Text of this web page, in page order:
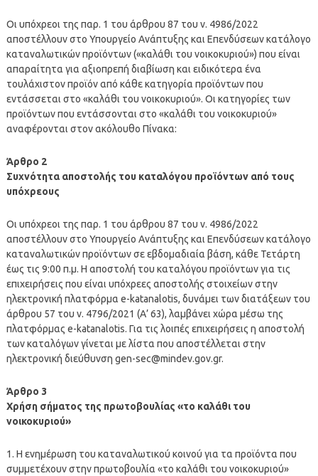
Οι υπόχρεοι της παρ. 1 του άρθρου 87 του ν. 4986/2022
αποστέλλουν στο Υπουργείο Ανάπτυξης και Επενδύσεων κατάλογο
καταναλωτικών προϊόντων («καλάθι του νοικοκυριού») που είναι
απαραίτητα για αξιοπρεπή διαβίωση και ειδικότερα ένα
τουλάχιστον προϊόν από κάθε κατηγορία προϊόντων που
εντάσσεται στο «καλάθι του νοικοκυριού». Οι κατηγορίες των
προϊόντων που εντάσσονται στο «καλάθι του νοικοκυριού»
αναφέρονται στον ακόλουθο Πίνακα:
Άρθρο 2
Συχνότητα αποστολής του καταλόγου προϊόντων από τους
υπόχρεους
Οι υπόχρεοι της παρ. 1 του άρθρου 87 του ν. 4986/2022
αποστέλλουν στο Υπουργείο Ανάπτυξης και Επενδύσεων κατάλογο
καταναλωτικών προϊόντων σε εβδομαδιαία βάση, κάθε Τετάρτη
έως τις 9:00 π.μ. Η αποστολή του καταλόγου προϊόντων για τις
επιχειρήσεις που είναι υπόχρεες αποστολής στοιχείων στην
ηλεκτρονική πλατφόρμα e-katanalotis, δυνάμει των διατάξεων του
άρθρου 57 του ν. 4796/2021 (Α’ 63), λαμβάνει χώρα μέσω της
πλατφόρμας e-katanalotis. Για τις λοιπές επιχειρήσεις η αποστολή
των καταλόγων γίνεται με λίστα που αποστέλλεται στην
ηλεκτρονική διεύθυνση gen-sec@mindev.gov.gr.
Άρθρο 3
Χρήση σήματος της πρωτοβουλίας «το καλάθι του
νοικοκυριού»
1. Η ενημέρωση του καταναλωτικού κοινού για τα προϊόντα που
συμμετέχουν στην πρωτοβουλία «το καλάθι του νοικοκυριού»